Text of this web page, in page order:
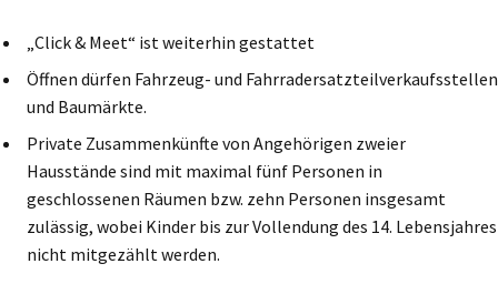
„Click & Meet“ ist weiterhin gestattet
Öffnen dürfen Fahrzeug- und Fahrradersatzteilverkaufsstellen
und Baumärkte.
Private Zusammenkünfte von Angehörigen zweier
Hausstände sind mit maximal fünf Personen in
geschlossenen Räumen bzw. zehn Personen insgesamt
zulässig, wobei Kinder bis zur Vollendung des 14. Lebensjahres
nicht mitgezählt werden.